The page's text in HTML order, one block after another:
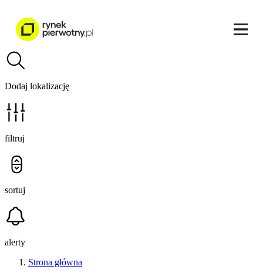
Dodaj lokalizację
filtruj
sortuj
alerty
Strona główna